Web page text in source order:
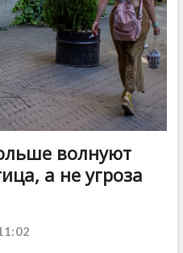
волнуют
а не угроза